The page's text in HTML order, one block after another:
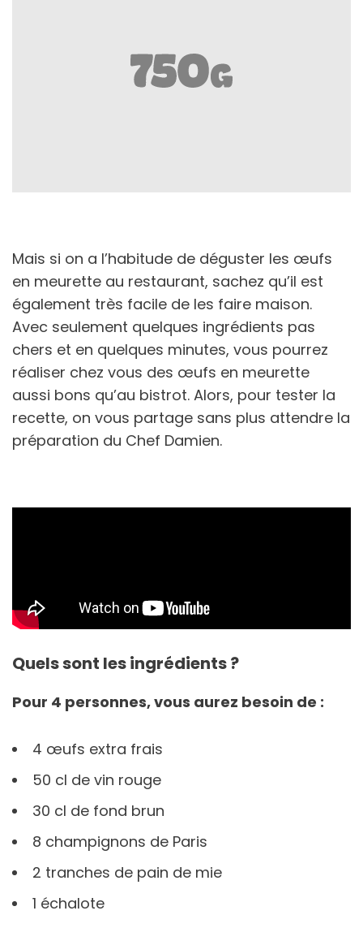
Mais si on a l’habitude de déguster les œufs
en meurette au restaurant, sachez qu’il est
également très facile de les faire maison.
Avec seulement quelques ingrédients pas
chers et en quelques minutes, vous pourrez
réaliser chez vous des œufs en meurette
aussi bons qu’au bistrot. Alors, pour tester la
recette, on vous partage sans plus attendre la
préparation du Chef Damien.
Quels sont les ingrédients ?
Pour 4 personnes, vous aurez besoin de :
4 œufs extra frais
50 cl de vin rouge
30 cl de fond brun
8 champignons de Paris
2 tranches de pain de mie
1 échalote